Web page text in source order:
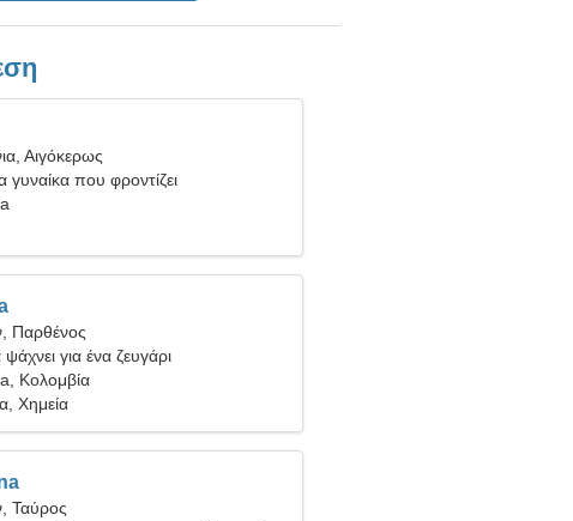
Αιγόκερως
γυναίκα που φροντίζει
Παρθένος
ψάχνει για ένα ζευγάρι
Κολομβία
Χημεία
Ταύρος